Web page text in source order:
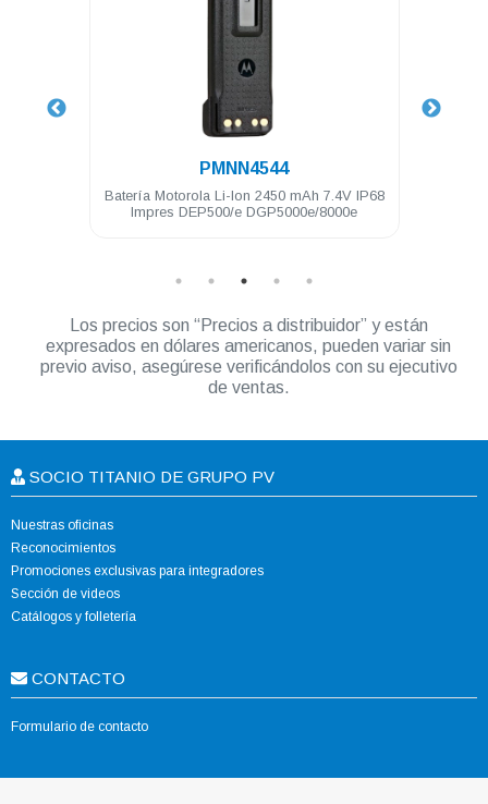
.
PMNN4544
Batería Motorola Li-Ion 2450 mAh 7.4V IP68
Impres DEP500/e DGP5000e/8000e
Los precios son “Precios a distribuidor” y están
expresados en dólares americanos, pueden variar sin
previo aviso, asegúrese verificándolos con su ejecutivo
de ventas.
SOCIO TITANIO DE GRUPO PV
Nuestras oficinas
Reconocimientos
Promociones exclusivas para integradores
Sección de videos
Catálogos y folletería
CONTACTO
Formulario de contacto